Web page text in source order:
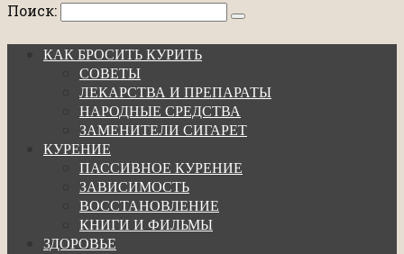
Поиск:
КАК БРОСИТЬ КУРИТЬ
СОВЕТЫ
ЛЕКАРСТВА И ПРЕПАРАТЫ
НАРОДНЫЕ СРЕДСТВА
ЗАМЕНИТЕЛИ СИГАРЕТ
КУРЕНИЕ
ПАССИВНОЕ КУРЕНИЕ
ЗАВИСИМОСТЬ
ВОССТАНОВЛЕНИЕ
КНИГИ И ФИЛЬМЫ
ЗДОРОВЬЕ